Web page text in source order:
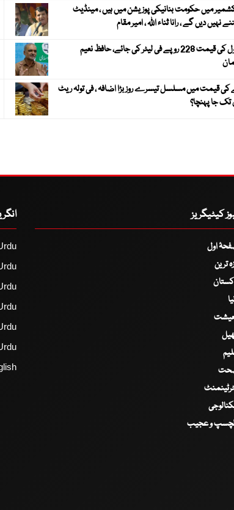
کشمیر میں حکومت بنانیکی پوزیشن میں ہیں ، مینڈیٹ
نہیں دیں گے ، رانا ثناء اللہ ، امیر مقام
پیٹرول کی قیمت 228 روپے فی لیٹر کی جائے، حافظ نعیم
کی قیمت میں مسلسل تیسرے روز بڑا اضافہ ، فی تولہ ریٹ
تک جا پہنچا؟
کیٹیگریز
اول
ترین
و عجیب